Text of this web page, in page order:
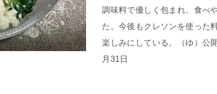
調味料で優しく包まれ、食べ
た。今後もクレソンを使った
楽しみにしている。（ゆ）公
月31日